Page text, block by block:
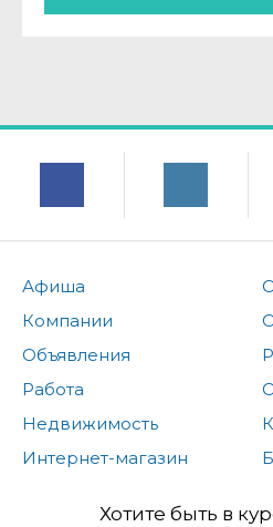
Афиша
Компании
Объявления
Работа
Недвижимость
Интернет-магазин
Хотите быть в